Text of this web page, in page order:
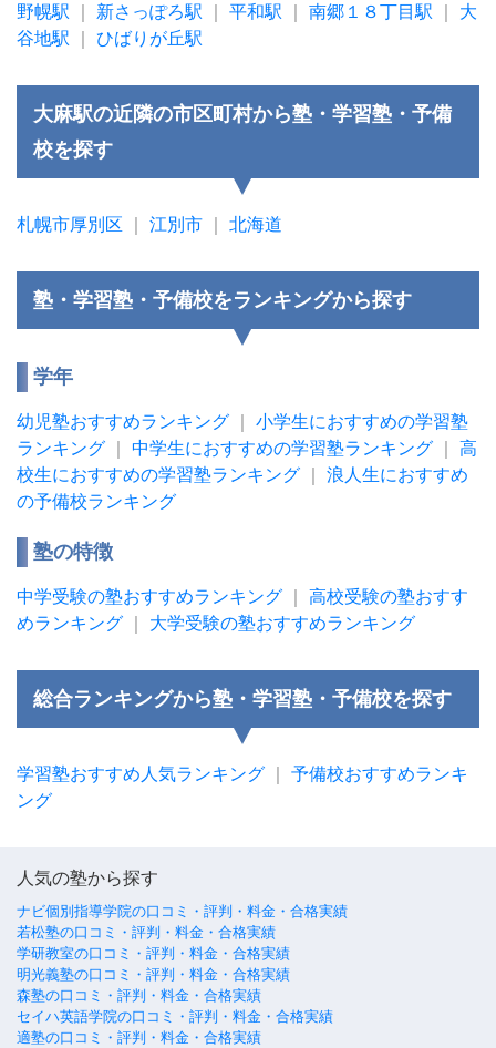
野幌駅 新さっぽろ駅 平和駅 南郷１８丁目駅
大
谷地駅
ひばりが丘駅
大麻駅の近隣の市区町村から塾・学習塾・予備
校を探す
札幌市厚別区 江別市 北海道
塾・学習塾・予備校をランキングから探す
学年
幼児塾おすすめランキング
小学生におすすめの学習塾
ランキング
中学生におすすめの学習塾ランキング
高
校生におすすめの学習塾ランキング
浪人生におすすめ
の予備校ランキング
塾の特徴
中学受験の塾おすすめランキング
高校受験の塾おすす
めランキング
大学受験の塾おすすめランキング
総合ランキングから塾・学習塾・予備校を探す
学習塾おすすめ人気ランキング
予備校おすすめランキ
ング
人気の塾から探す
ナビ個別指導学院の口コミ・評判・料金・合格実績
若松塾の口コミ・評判・料金・合格実績
学研教室の口コミ・評判・料金・合格実績
明光義塾の口コミ・評判・料金・合格実績
森塾の口コミ・評判・料金・合格実績
セイハ英語学院の口コミ・評判・料金・合格実績
適塾の口コミ・評判・料金・合格実績